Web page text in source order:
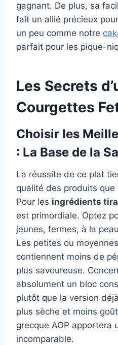
gagnant. De plus, sa
fait un allié précieux
un peu comme notre
parfait pour les pique-
Les Secrets
Courgettes
Choisir les
: La Base de la
La réussite de ce plat
qualité des produits que
Pour les ingrédients
est primordiale. Optez
jeunes, fermes, à la
Les petites ou
contiennent moins de
plus savoureuse.
absolument un bloc
plutôt que la version
plus sèche et moins
grecque AOP apportera
incomparable.